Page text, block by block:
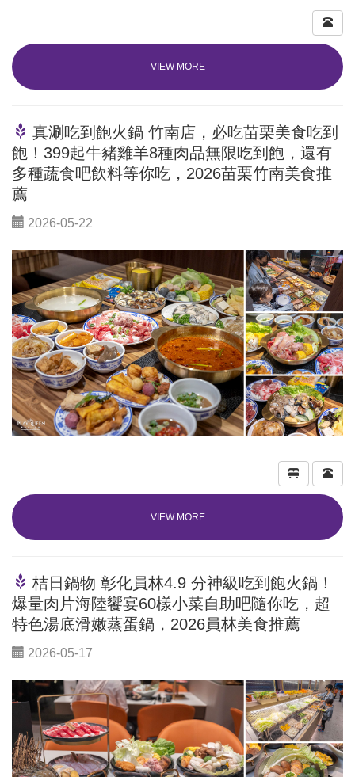
VIEW MORE
真涮吃到飽火鍋 竹南店，必吃苗栗美食吃到
飽！399起牛豬雞羊8種肉品無限吃到飽，還有
多種蔬食吧飲料等你吃，2026苗栗竹南美食推
薦
2026-05-22
VIEW MORE
桔日鍋物 彰化員林4.9 分神級吃到飽火鍋！
爆量肉片海陸饗宴60樣小菜自助吧隨你吃，超
特色湯底滑嫩蒸蛋鍋，2026員林美食推薦
2026-05-17